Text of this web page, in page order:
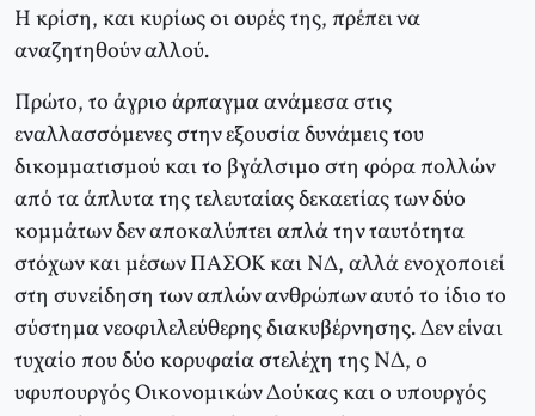
H κρίση, και κυρίως οι ουρές της, πρέπει να
αναζητηθούν αλλού.
Πρώτο, το άγριο άρπαγμα ανάμεσα στις
εναλλασσόμενες στην εξουσία δυνάμεις του
δικομματισμού και το βγάλσιμο στη φόρα πολλών
από τα άπλυτα της τελευταίας δεκαετίας των δύο
κομμάτων δεν αποκαλύπτει απλά την ταυτότητα
στόχων και μέσων ΠAΣOK και NΔ, αλλά ενοχοποιεί
στη συνείδηση των απλών ανθρώπων αυτό το ίδιο το
σύστημα νεοφιλελεύθερης διακυβέρνησης. Δεν είναι
τυχαίο που δύο κορυφαία στελέχη της NΔ, ο
υφυπουργός Οικονομικών Δούκας και ο υπουργός